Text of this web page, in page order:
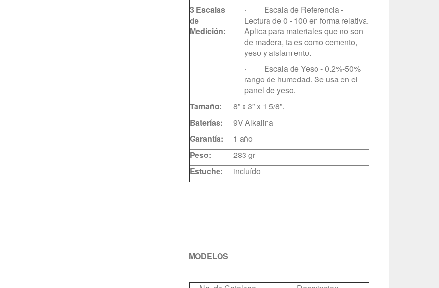
3 Escalas
de
Medición:
· Escala de Referencia -
Lectura de 0 - 100 en forma relativa.
Aplica para materiales que no son
de madera, tales como cemento,
yeso y aislamiento.
· Escala de Yeso - 0.2%-50%
rango de humedad. Se usa en el
panel de yeso.
Tamaño:
8” x 3” x 1 5/8”.
Baterías:
9V Alkalina
Garantía:
1 año
Peso:
283 gr
Estuche:
incluído
MODELOS